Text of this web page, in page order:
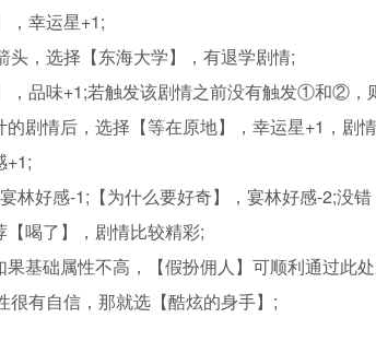
幸运星+1;
，选择【东海大学】，有退学剧情;
品味+1;若触发该剧情之前没有触发①和②，
情后，选择【等在原地】，幸运星+1，剧
林好感-1;【为什么要好奇】，宴林好感-2;
喝了】，剧情比较精彩;
础属性不高，【假扮佣人】可顺利通过此
有自信，那就选【酷炫的身手】;